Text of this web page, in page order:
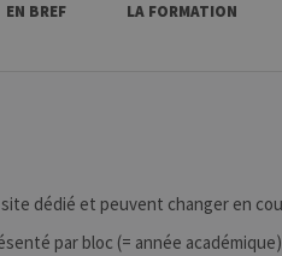
EN BREF LA FORMATION
dédié et peuvent changer en
par bloc (= année